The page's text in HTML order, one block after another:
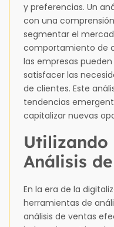
y preferencias. Un
con una
segmentar el
comportamiento de
las empresas
satisfacer las
de clientes. Este
tendencias
capitalizar nuevas
Utilizando
Análisis
En la era de la
herramientas de
análisis de ventas